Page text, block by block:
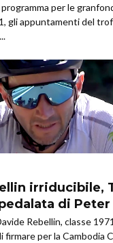
per le
gli appuntamenti del
irriducibile,
di Peter
Rebellin, classe
firmare per la Cambodia